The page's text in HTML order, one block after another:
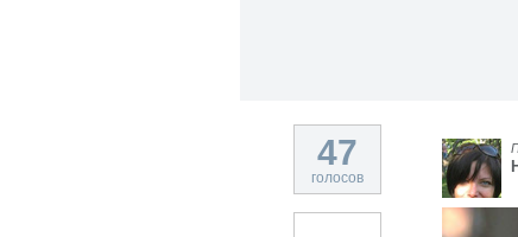
47
голосов